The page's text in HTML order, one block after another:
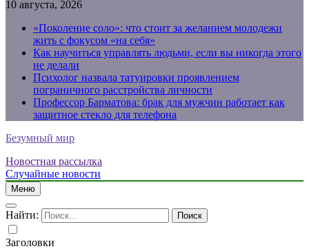
10 августа, 2026
«Поколение соло»: что стоит за желанием молодежи
жить с фокусом «на себя»
Как научиться управлять людьми, если вы никогда этого
не делали
Психолог назвала татуировки проявлением
пограничного расстройства личности
Профессор Барматова: брак для мужчин работает как
защитное стекло для телефона
Безумный мир
Новостная рассылка
Случайные новости
Меню
Найти:
Заголовки